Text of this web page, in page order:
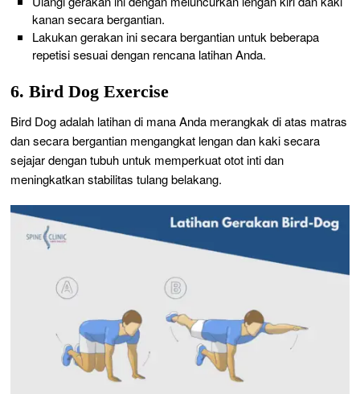
kanan secara bergantian.
Lakukan gerakan ini secara bergantian untuk beberapa
repetisi sesuai dengan rencana latihan Anda.
6. Bird Dog Exercise
Bird Dog adalah latihan di mana Anda merangkak di atas matras
dan secara bergantian mengangkat lengan dan kaki secara
sejajar dengan tubuh untuk memperkuat otot inti dan
meningkatkan stabilitas tulang belakang.